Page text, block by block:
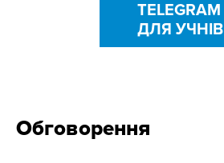
TELEGRAM
ДЛЯ УЧНІВ
Обговорення